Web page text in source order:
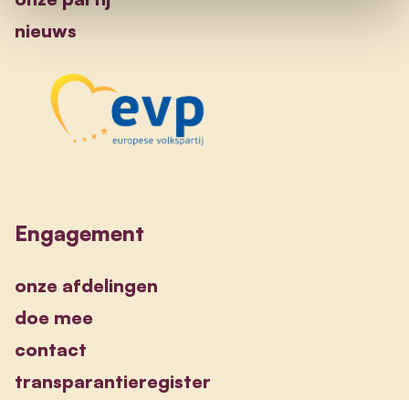
nieuws
Engagement
onze afdelingen
doe mee
contact
transparantieregister